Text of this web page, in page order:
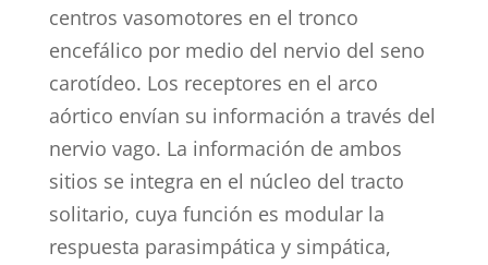
centros vasomotores en el tronco
encefálico por medio del nervio del seno
carotídeo. Los receptores en el arco
aórtico envían su información a través del
nervio vago. La información de ambos
sitios se integra en el núcleo del tracto
solitario, cuya función es modular la
respuesta parasimpática y simpática,